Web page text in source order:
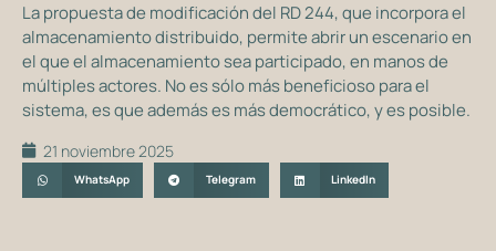
La propuesta de modificación del RD 244, que incorpora el
almacenamiento distribuido, permite abrir un escenario en
el que el almacenamiento sea participado, en manos de
múltiples actores. No es sólo más beneficioso para el
sistema, es que además es más democrático, y es posible.
21 noviembre 2025
WhatsApp Telegram LinkedIn